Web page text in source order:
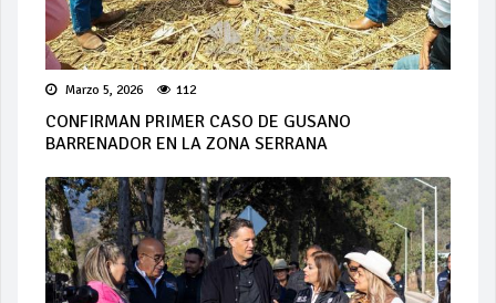
Marzo 5, 2026 112
CONFIRMAN PRIMER CASO DE GUSANO
BARRENADOR EN LA ZONA SERRANA